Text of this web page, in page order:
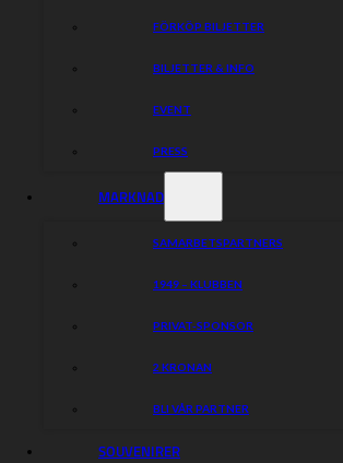
FÖRKÖP BILJETTER
BILJETTER & INFO
EVENT
PRESS
MARKNAD
SAMARBETSPARTNERS
1949 – KLUBBEN
PRIVAT-SPONSOR
2 KRONAN
BLI VÅR PARTNER
SOUVENIRER